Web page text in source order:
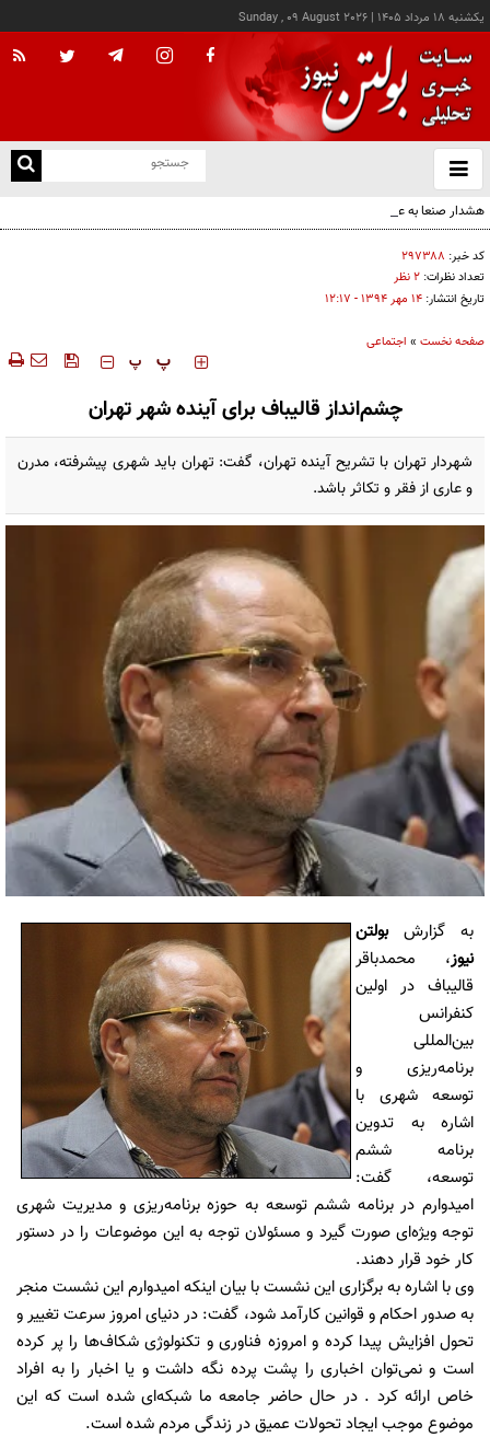
يکشنبه ۱۸ مرداد ۱۴۰۵ |
Sunday , 09 August 2026
باز
و
هشدار صنعا به عربستان: وقت تلف نکنید
کد خبر: ۲۹۷۳۸۸
تعداد نظرات: ۲ نظر
تاریخ انتشار: ۱۴ مهر ۱۳۹۴ - ۱۲:۱۷
صفحه نخست » اجتماعی
‍‍‍ پ پ
چشم‌انداز قالیباف برای آینده شهر تهران
شهردار تهران با تشریح آینده تهران، گفت: تهران باید شهری پیشرفته، مدرن
و عاری از فقر و تکاثر باشد.
به گزارشبولتن
نیوز، محمدباقر
قالیباف در اولین
کنفرانس
بین‌المللی
برنامه‌ریزی و
توسعه شهری با
اشاره به تدوین
برنامه ششم
توسعه، گفت:
امیدوارم در برنامه ششم توسعه به حوزه برنامه‌ریزی و مدیریت شهری
توجه ویژه‌ای صورت گیرد و مسئولان توجه به این موضوعات را در دستور
کار خود قرار دهند.
وی با اشاره به برگزاری این نشست با بیان اینکه امیدوارم این نشست منجر
به صدور احکام و قوانین کارآمد شود، گفت: در دنیای امروز سرعت تغییر و
تحول افزایش پیدا کرده و امروزه فناوری و تکنولوژی شکاف‌ها را پر کرده
است و نمی‌توان اخباری را پشت پرده نگه داشت و یا اخبار را به افراد
خاص ارائه کرد . در حال حاضر جامعه ما شبکه‌ای شده است که این
موضوع موجب ایجاد تحولات عمیق در زندگی مردم شده است.